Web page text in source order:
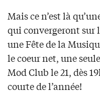
Mais ce n’est là
qui convergeront sur
une Fête de la
le coeur net, une
Mod Club le 21, dès
courte de l’année!